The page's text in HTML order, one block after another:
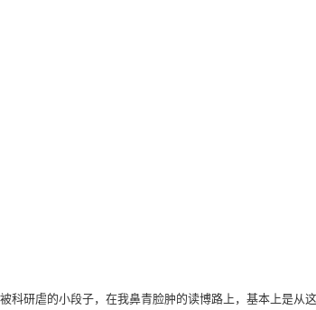
科研虐的小段子，在我鼻青脸肿的读博路上，基本上是从